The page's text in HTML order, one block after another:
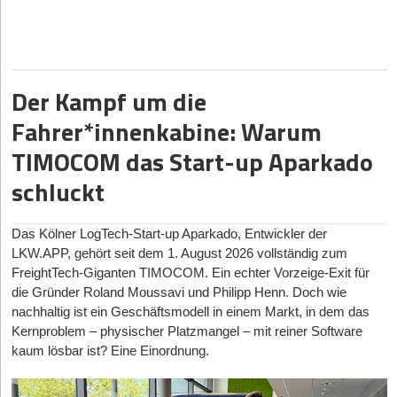
Schweiz (8) und Schweden (5).
Helsing erstmals auf Platz 1: Das neue Flaggschiff der
deutschen Szene
An der Spitze des Index gab es einen spektakulären
Machtwechsel: Das 2021 gegründete KI-
Bewertung von16,6 Milliarden Euroals wertvollstes Einhorn
Deutschlands an. Ein Zuwachs von 11,6 Milliarden Euro
innerhalb eines einzigen Jahres unterstreicht das immense
Potenzial junger deutscher DeepTech-Unternehmen und setzt ein
weltweites Signal für europäische KI-Infrastruktur.
Deep-Tech, Rüstung & Fusionsenergie erreichen
Der Kampf um die
Fahrer*innenkabine: Warum
TIMOCOM das Start-up Aparkado
schluckt
Das Kölner LogTech-Start-up Aparkado, Entwickler der
LKW.APP, gehört seit dem 1. August 2026 vollständig zum
FreightTech-Giganten TIMOCOM. Ein echter Vorzeige-Exit für
die Gründer Roland Moussavi und Philipp Henn. Doch wie
nachhaltig ist ein Geschäftsmodell in einem Markt, in dem das
Kernproblem – physischer Platzmangel – mit reiner Software
kaum lösbar ist? Eine Einordnung.